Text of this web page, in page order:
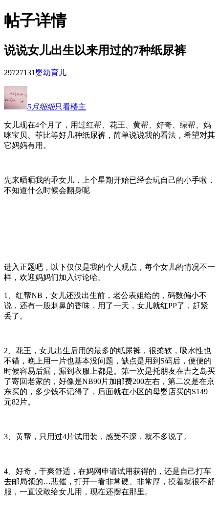
帖子详情
说说女儿出生以来用过的7种纸尿裤
29727131婴幼育儿
5月细细只看楼主
女儿现在4个月了，用过红帮、花王、黄帮、好奇、绿帮、妈
咪宝贝、菲比等好几种纸尿裤，简单说说我的看法，希望对其
它妈妈有用。
先来晒晒我的乖女儿，上个星期开始已经会玩自己的小手啦，
不知道什么时候会翻身呢
进入正题吧，以下仅仅是我的个人观点，每个女儿的情况不一
样，欢迎妈妈们加入讨论哈。
1、红帮NB，女儿还没出生前，老公表姐给的，码数偏小不
说，还有一股刺鼻的香味，用了一天，女儿就红PP了，赶紧
丢了。
2、花王，女儿出生后用的最多的纸尿裤，很柔软，吸水性也
不错，晚上用一片也基本没问题，缺点是用到S码后，便便的
时候容易后漏，漏到衣服上都是。第一次是托朋友在吉之岛买
了寄回老家的，好像是NB90片加邮费200左右，第二次是在京
东买的，多少钱不记得了，后面就在小区的母婴店买的S149
元82片。
3、黄帮，只用过4片试用装，感受不深，就不多说了。
4、好奇，干爽舒适，在妈网申请试用获得的，还是自己打车
去邮局领的…悲催，打开一看非常硬、非常厚，摸着就很不舒
服，一直没敢给女儿用，现在还摆在那里。